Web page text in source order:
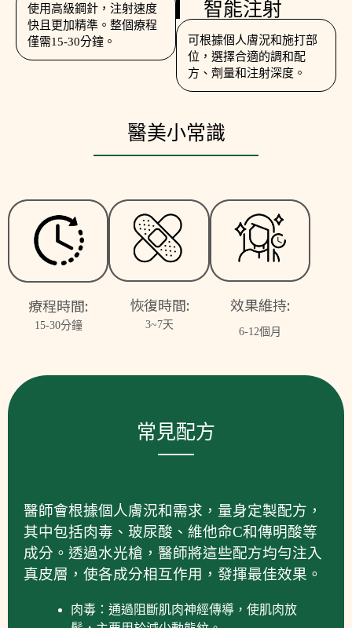
使用高級鋼針，注射速度
快且更加精準。整個療程
僅需15-30分鐘。
智能注射
可根據個人膚況和施打部
位，選擇合適的調和配
方、劑量和注射深度。
醫美小常識
療程時間:
15-30分鐘
恢復時間:
3~7天
效果維持:
6-12個月
常見配方
醫師會根據個人膚況和需求，量身定製配方，
其中包括肉毒、玻尿酸、維他命C和傳明酸等
成分。透過水光槍，醫師將這些配方均勻注入
真皮層，使各成分相互作用，發揮最佳效果。
肉毒：通過阻斷肌肉神經傳導，使肌肉放